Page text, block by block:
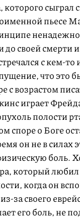
сыграл
пьесе
своей смерти
с кем-то
что это
возрастом
играет
полости
споре о Боге
он не в силах
боль.
который
когда он
за своего
его боль, не